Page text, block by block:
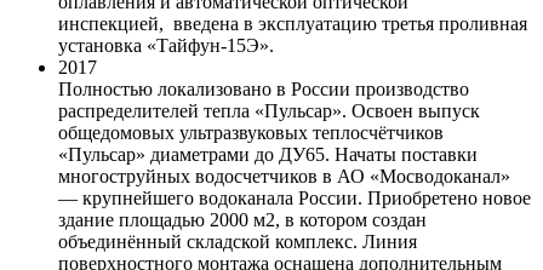
инспекцией, введена в эксплуатацию третья проливная
установка «Тайфун-15Э».
2017
Полностью локализовано в России производство
распределителей тепла «Пульсар». Освоен выпуск
общедомовых ультразвуковых теплосчётчиков
«Пульсар» диаметрами до ДУ65. Начаты поставки
многоструйных водосчетчиков в АО «Мосводоканал»
— крупнейшего водоканала России. Приобретено новое
здание площадью 2000 м2, в котором создан
объединённый складской комплекс. Линия
поверхностного монтажа оснащена дополнительным